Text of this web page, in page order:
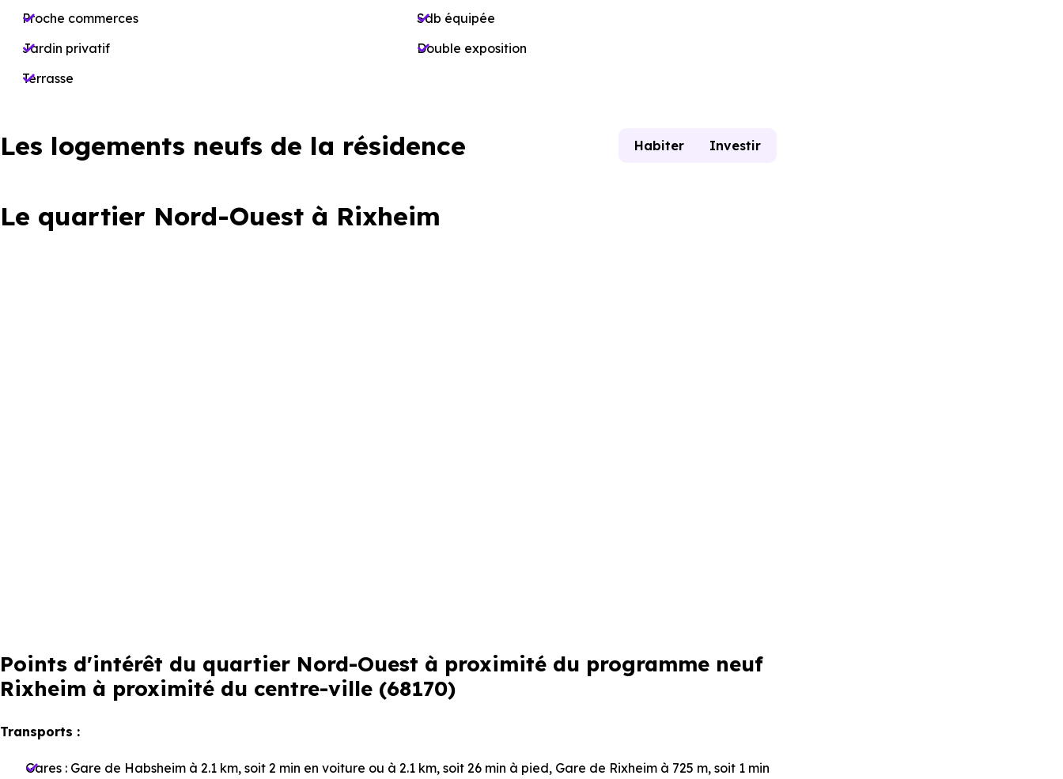
Proche commerces
Jardin privatif
Terrasse
Sdb équipée
Double exposition
Les logements neufs de la résidence Habiter Investir
Le quartier Nord-Ouest à Rixheim
Points d'intérêt du quartier Nord-Ouest à proximité du programme neuf
Rixheim à proximité du centre-ville (68170)
Transports :
Gares : Gare de Habsheim à 2.1 km, soit 2 min en voiture ou à 2.1 km, soit 26 min à pied, Gare de Rixheim à 725 m, soit 1 min